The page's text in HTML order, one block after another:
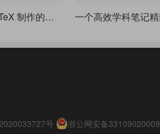
非常宝贵的 LaTeX 制作的课堂笔记
号 浙公网安备